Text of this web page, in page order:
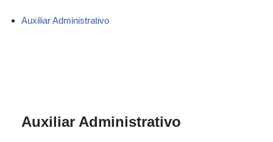
Auxiliar Administrativo
Auxiliar Administrativo